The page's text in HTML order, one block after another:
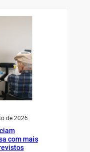
de 2026
com mais